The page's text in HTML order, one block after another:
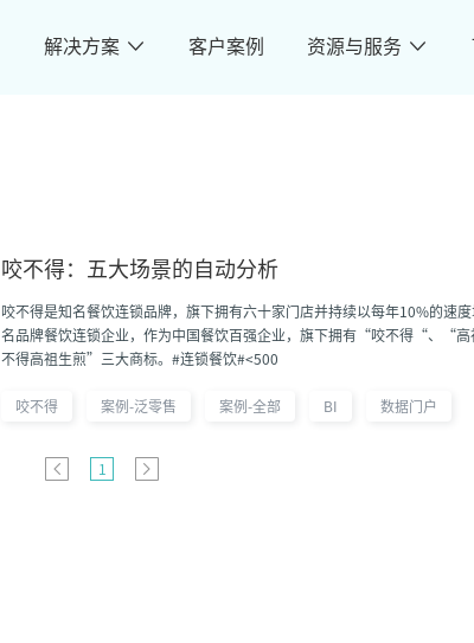
解决方案 客户案例 资源与服务
咬不得：五大场景的自动分析
咬不得是知名餐饮连锁品牌，旗下拥有六十家门店并持续以每年10%的速度增长。
名品牌餐饮连锁企业，作为中国餐饮百强企业，旗下拥有“咬不得“、“
不得高祖生煎”三大商标。#连锁餐饮#<500
咬不得 案例-泛零售 案例-全部 BI 数据门户
1